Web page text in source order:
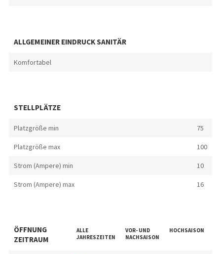
ALLGEMEINER EINDRUCK SANITÄR
Komfortabel
STELLPLÄTZE
Platzgröße min 75
Platzgröße max 100
Strom (Ampere) min 10
Strom (Ampere) max 16
ÖFFNUNG
ZEITRAUM
ALLE
JAHRESZEITEN
VOR- UND
NACHSAISON
HOCHSAISON